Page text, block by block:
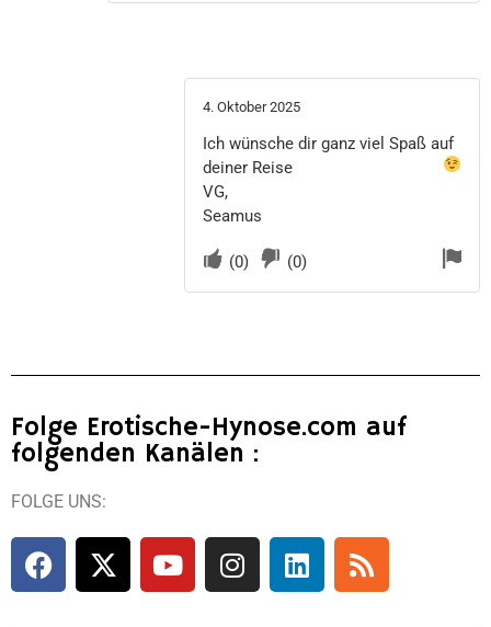
4. Oktober 2025
Ich wünsche dir ganz viel Spaß auf
deiner Reise
VG,
Seamus
(0) (0)
Folge Erotische-Hynose.com auf
folgenden Kanälen :
FOLGE UNS: